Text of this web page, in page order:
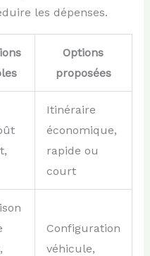
les dépenses.
Options
proposées
Itinéraire
économique,
rapide ou
court
Configuration
véhicule,